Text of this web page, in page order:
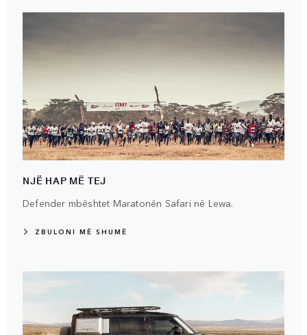
NJË HAP MË TEJ
Defender mbështet Maratonën Safari në Lewa.
ZBULONI MË SHUMË